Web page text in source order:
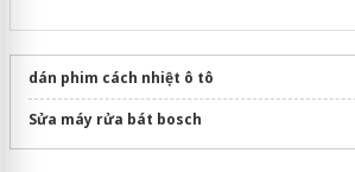
dán phim cách nhiệt ô tô
Sửa máy rửa bát bosch